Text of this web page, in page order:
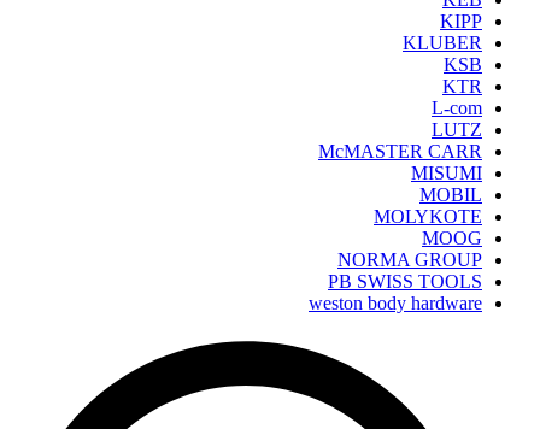
KIPP
KLUBER
KSB
KTR
L-com
LUTZ
McMASTER CARR
MISUMI
MOBIL
MOLYKOTE
MOOG
NORMA GROUP
PB SWISS TOOLS
weston body hardware